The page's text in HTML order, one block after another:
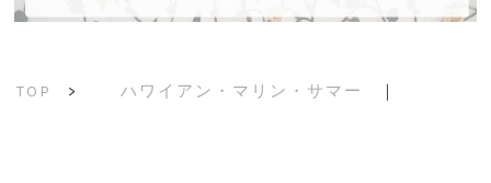
TOP > ハワイアン・マリン・サマー ｜